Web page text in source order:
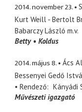
2014. november 23.
Kurt Weill - Bertolt
Babarczy László m.v.
Betty
Koldus
2014. május 8.
Ács
Bessenyei Gedő
Rendező
Kányádi
Művészeti igazgató